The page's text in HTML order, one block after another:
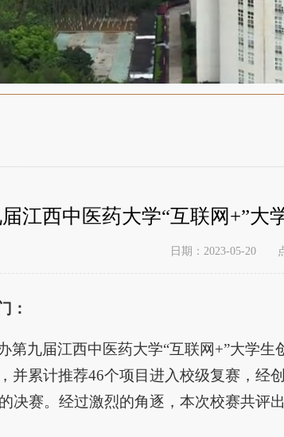
江西中医药大学“互联网+”
日期：2023-05-20
：
第九届江西中医药大学“互联网+”大学
并累计推荐46个项目进入校级复赛，经
决赛。经过激烈的角逐，本次校赛共评